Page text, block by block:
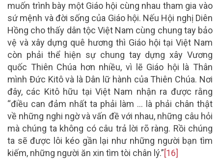
muốn trình bày một Giáo hội cùng nhau tham gia vào
sứ mệnh và đời sống của Giáo hội. Nếu Hội nghị Diên
Hồng cho thấy dân tộc Việt Nam cùng chung tay bảo
vệ và xây dựng quê hương thì Giáo hội tại Việt Nam
còn phải thể hiện sự chung tay dựng xây Vương
quốc Thiên Chúa hơn nhiều, vì lẽ Giáo hội là Thân
mình Đức Kitô và là Dân lữ hành của Thiên Chúa. Nơi
đây, các Kitô hữu tại Việt Nam nhận ra được rằng
“điều can đảm nhất ta phải làm … là phải chân thật
về những nghi ngờ và vấn đề với nhau, những câu hỏi
mà chúng ta không có câu trả lời rõ ràng. Rồi chúng
ta sẽ được lôi kéo gần lại như những người bạn tìm
kiếm, những người ăn xin tìm tòi chân lý.”[16]